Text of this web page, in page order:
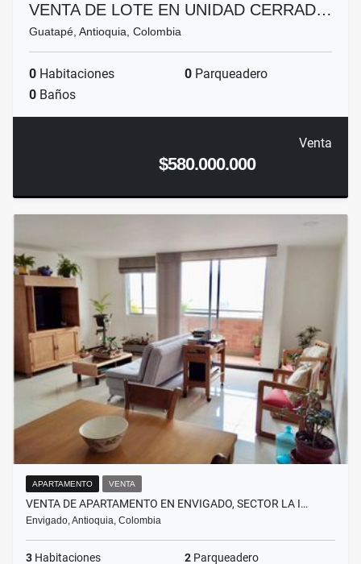
VENTA DE LOTE EN UNIDAD CERRAD…
Guatapé, Antioquia, Colombia
0 Habitaciones 0 Parqueadero
0 Baños
Venta
$580.000.000
APARTAMENTO VENTA
VENTA DE APARTAMENTO EN ENVIGADO, SECTOR LA I…
Envigado, Antioquia, Colombia
3 Habitaciones 2 Parqueadero